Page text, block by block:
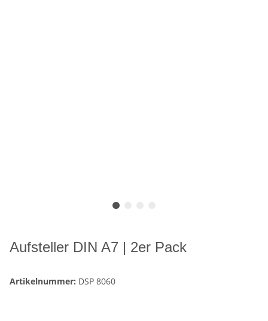
Aufsteller DIN A7 | 2er Pack
Artikelnummer: DSP 8060